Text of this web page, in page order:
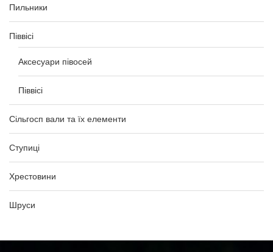
Пильники
Піввісі
Аксесуари півосей
Піввісі
Сільгосп вали та їх елементи
Ступиці
Хрестовини
Шруси